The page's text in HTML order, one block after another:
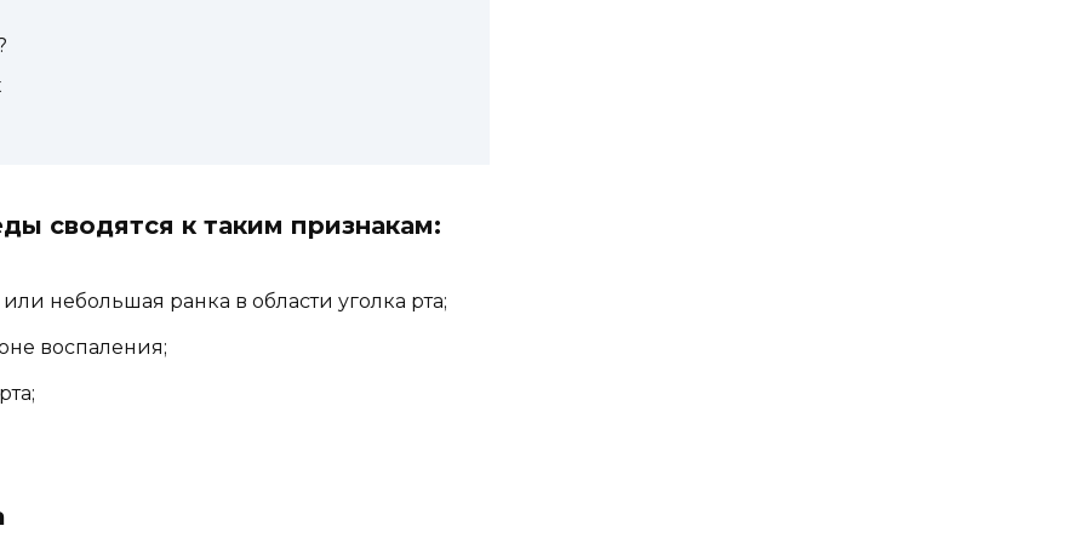
сводятся к таким признакам:
небольшая ранка в области уголка рта;
воспаления;